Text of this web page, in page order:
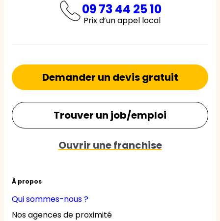
09 73 44 25 10
Prix d’un appel local
À propos
Qui sommes-nous ?
Nos agences de proximité
Demander un devis gratuit
Trouver un job/emploi
Ouvrir une franchise